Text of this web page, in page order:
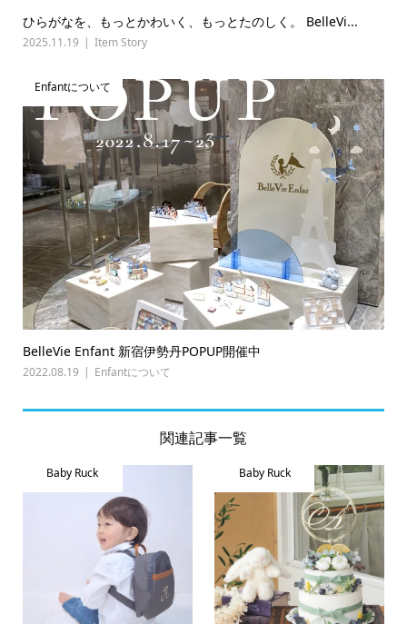
ひらがなを、もっとかわいく、もっとたのしく。 BelleVi...
2025.11.19 Item Story
Enfantについて
BelleVie Enfant 新宿伊勢丹POPUP開催中
2022.08.19 Enfantについて
関連記事一覧
Baby Ruck Baby Ruck